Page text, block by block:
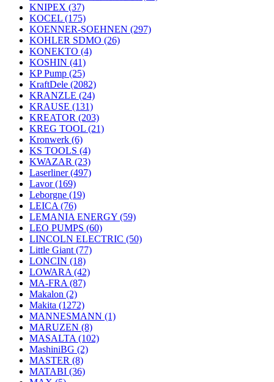
KNIPEX (37)
KOCEL (175)
KOENNER-SOEHNEN (297)
KOHLER SDMO (26)
KONEKTO (4)
KOSHIN (41)
KP Pump (25)
KraftDele (2082)
KRANZLE (24)
KRAUSE (131)
KREATOR (203)
KREG TOOL (21)
Kronwerk (6)
KS TOOLS (4)
KWAZAR (23)
Laserliner(497)
Lavor(169)
Leborgne (19)
LEICA (76)
LEMANIA ENERGY (59)
LEO PUMPS (60)
LINCOLN ELECTRIC (50)
Little Giant (77)
LONCIN (18)
LOWARA (42)
MA-FRA (87)
Makalon (2)
Makita (1272)
MANNESMANN (1)
MARUZEN (8)
MASALTA (102)
MashiniBG (2)
MASTER (8)
MATABI (36)